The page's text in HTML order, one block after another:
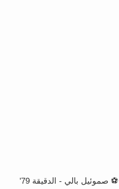
⚽ صموئيل بالي - الدقيقة 79'